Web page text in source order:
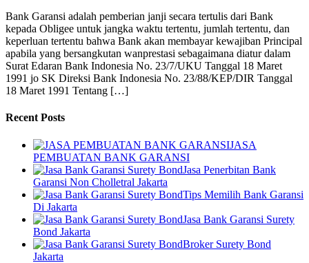
Bank Garansi adalah pemberian janji secara tertulis dari Bank
kepada Obligee untuk jangka waktu tertentu, jumlah tertentu, dan
keperluan tertentu bahwa Bank akan membayar kewajiban Principal
apabila yang bersangkutan wanprestasi sebagaimana diatur dalam
Surat Edaran Bank Indonesia No. 23/7/UKU Tanggal 18 Maret
1991 jo SK Direksi Bank Indonesia No. 23/88/KEP/DIR Tanggal
18 Maret 1991 Tentang […]
Recent Posts
JASA
PEMBUATAN BANK GARANSI
Jasa Penerbitan Bank
Garansi Non Cholletral Jakarta
Tips Memilih Bank Garansi
Di Jakarta
Jasa Bank Garansi Surety
Bond Jakarta
Broker Surety Bond
Jakarta